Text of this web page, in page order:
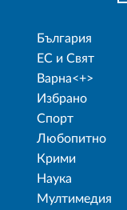
България
ЕС и Свят
Варна<+>
Избрано
Спорт
Любопитно
Крими
Наука
Мултимедия